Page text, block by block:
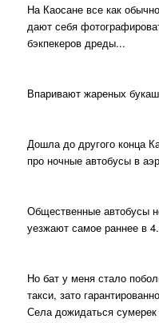
На Каосане все как
дают себя
бэкпекеров дреды...
Впаривают жареных
Дошла до другого конца
про ночные автобусы в
Общественные автобусы
уезжают самое раннее в
Но бат у меня стало
такси, зато
Села дожидаться